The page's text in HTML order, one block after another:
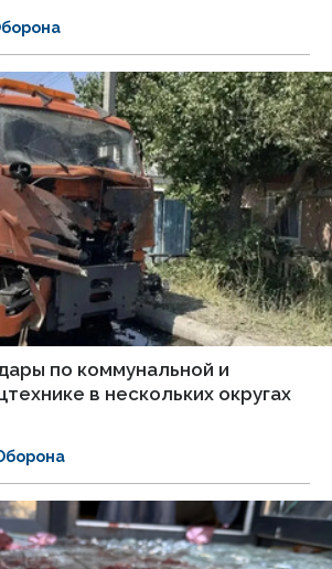
по коммунальной и
в нескольких округах